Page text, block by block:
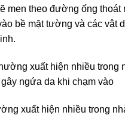
men theo đường ống thoát
bề mặt tường và các vật
xuất hiện nhiều trong